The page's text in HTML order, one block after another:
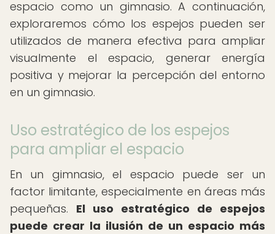
espacio como un gimnasio. A continuación,
exploraremos cómo los espejos pueden ser
utilizados de manera efectiva para ampliar
visualmente el espacio, generar energía
positiva y mejorar la percepción del entorno
en un gimnasio.
Uso estratégico de los espejos
para ampliar el espacio
En un gimnasio, el espacio puede ser un
factor limitante, especialmente en áreas más
pequeñas. El uso estratégico de espejos
puede crear la ilusión de un espacio más